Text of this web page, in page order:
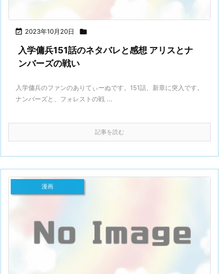
 2023年10月20日 
入学傭兵151話のネタバレと感想 アリスとナ
ンバーズの戦い
入学傭兵のファンのありてぃーぬです。151話、新章に突入です。
ナンバーズと、フォレストの戦 ...
記事を読む
漫画